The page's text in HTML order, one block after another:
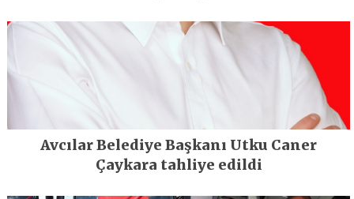
Avcılar Belediye Başkanı Utku Caner
Çaykara tahliye edildi